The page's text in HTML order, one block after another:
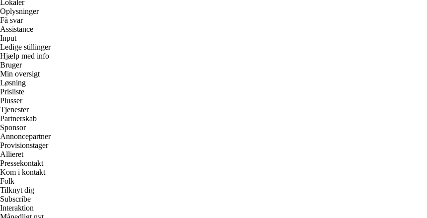
Lokaler
Oplysninger
Få svar
Assistance
Input
Ledige stillinger
Hjælp med info
Bruger
Min oversigt
Løsning
Prisliste
Plusser
Tjenester
Partnerskab
Sponsor
Annoncepartner
Provisionstager
Allieret
Pressekontakt
Kom i kontakt
Folk
Tilknyt dig
Subscribe
Interaktion